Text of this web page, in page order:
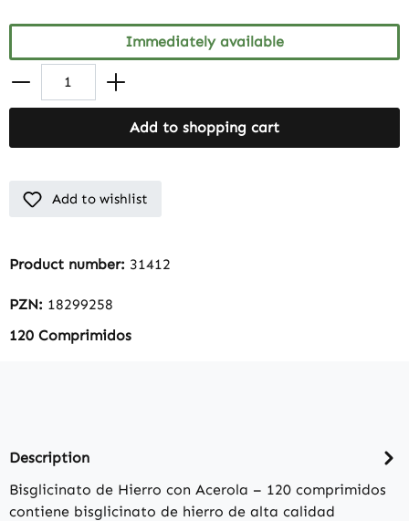
Immediately available
Add to shopping cart
Add to wishlist
Product number: 31412
PZN: 18299258
120 Comprimidos
Description
Bisglicinato de Hierro con Acerola – 120 comprimidos
contiene bisglicinato de hierro de alta calidad